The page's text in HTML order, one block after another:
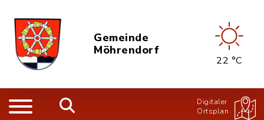
Gemeinde
Möhrendorf
22 °C
Digitaler
Ortsplan